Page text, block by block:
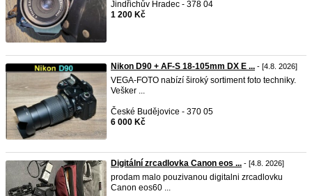
Jindřichův Hradec - 378 04
1 200 Kč
Nikon D90 + AF-S 18-105mm DX E ... - [4.8. 2026]
VEGA-FOTO nabízí široký sortiment foto techniky.
Vešker ...
České Budějovice - 370 05
6 000 Kč
Digitální zrcadlovka Canon eos ... - [4.8. 2026]
prodam malo pouzivanou digitalni zrcadlovku
Canon eos60 ...